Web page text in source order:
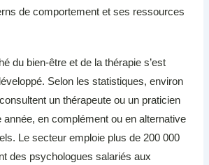
de comportement et ses ressources
du bien-être et de la thérapie s’est
Selon les statistiques, environ
un thérapeute ou un praticien
année, en complément ou en alternative
Le secteur emploie plus de 200 000
des psychologues salariés aux